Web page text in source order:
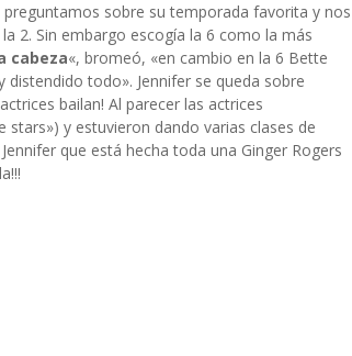
sobre su temporada favorita y nos
2. Sin embargo escogía la 6 como la más
cabeza«, bromeó, «en cambio en la 6 Bette
todo». Jennifer se queda sobre
bailan! Al parecer las actrices
stars») y estuvieron dando varias clases de
que está hecha toda una Ginger Rogers